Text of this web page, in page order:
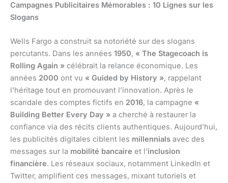
Campagnes Publicitaires Mémorables : 10 Lignes sur les
Slogans
Wells Fargo a construit sa notoriété sur des slogans
percutants. Dans les années 1950, « The Stagecoach is
Rolling Again » célébrait la relance économique. Les
années 2000 ont vu « Guided by History », rappelant
l’héritage tout en promouvant l’innovation. Après le
scandale des comptes fictifs en 2016, la campagne «
Building Better Every Day » a cherché à restaurer la
confiance via des récits clients authentiques. Aujourd’hui,
les publicités digitales ciblent les millennials avec des
messages sur la mobilité bancaire et l’inclusion
financière. Les réseaux sociaux, notamment LinkedIn et
Twitter, amplifient ces messages, mixant tutoriels et